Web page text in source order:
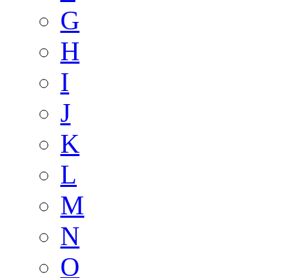
G
H
I
J
K
L
M
N
O